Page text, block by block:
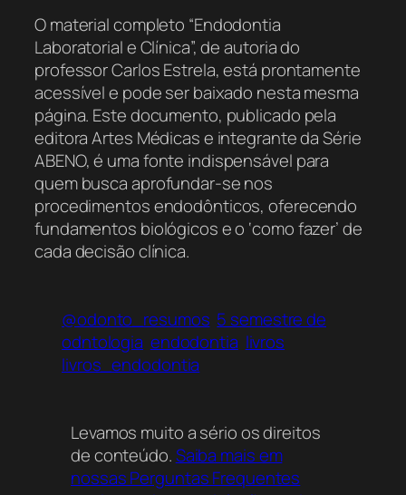
O material completo “Endodontia
Laboratorial e Clínica”, de autoria do
professor Carlos Estrela, está prontamente
acessível e pode ser baixado nesta mesma
página. Este documento, publicado pela
editora Artes Médicas e integrante da Série
ABENO, é uma fonte indispensável para
quem busca aprofundar-se nos
procedimentos endodônticos, oferecendo
fundamentos biológicos e o ‘como fazer’ de
cada decisão clínica.
@odonto_resumos 5 semestre de
odntologia endodontia livros
livros_endodontia
Levamos muito a sério os direitos
de conteúdo.Saiba mais em
nossas Perguntas Frequentes